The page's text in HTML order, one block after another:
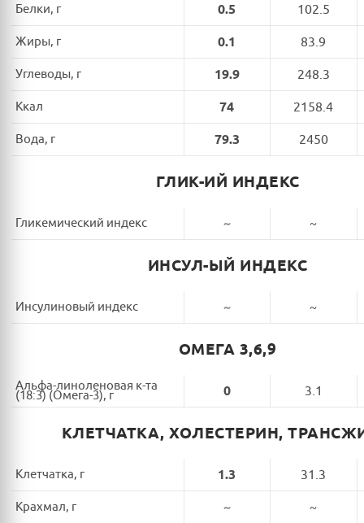
Белки, г 0.5 102.5
Жиры, г 0.1 83.9
Углеводы, г 19.9 248.3
Ккал 74 2158.4
Вода, г 79.3 2450
ГЛИК-ИЙ ИНДЕКС
Гликемический индекс ~ ~
ИНСУЛ-ЫЙ ИНДЕКС
Инсулиновый индекс ~ ~
ОМЕГА 3,6,9
Альфа-линоленовая к-та
(18:3) (Омега-3), г 0 3.1
КЛЕТЧАТКА, ХОЛЕСТЕРИН,
Клетчатка, г 1.3 31.3
Крахмал, г ~ ~